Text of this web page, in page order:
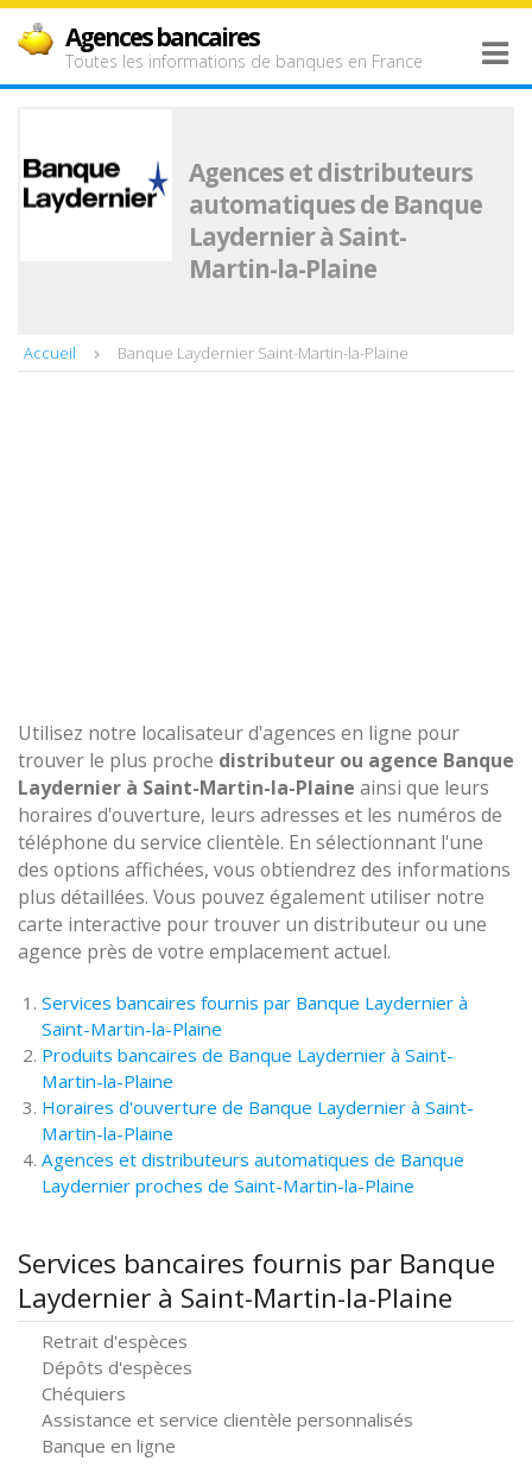
Agences bancaires
Toutes les informations de banques en France
Agences et distributeurs
automatiques de Banque
Laydernier à Saint-
Martin-la-Plaine
Accueil Banque Laydernier Saint-Martin-la-Plaine
Utilisez notre localisateur d'agences en ligne pour
trouver le plus proche distributeur ou agence Banque
Laydernier à Saint-Martin-la-Plaine ainsi que leurs
horaires d'ouverture, leurs adresses et les numéros de
téléphone du service clientèle. En sélectionnant l'une
des options affichées, vous obtiendrez des informations
plus détaillées. Vous pouvez également utiliser notre
carte interactive pour trouver un distributeur ou une
agence près de votre emplacement actuel.
Services bancaires fournis par Banque Laydernier à
Saint-Martin-la-Plaine
Produits bancaires de Banque Laydernier à Saint-
Martin-la-Plaine
Horaires d'ouverture de Banque Laydernier à Saint-
Martin-la-Plaine
Agences et distributeurs automatiques de Banque
Laydernier proches de Saint-Martin-la-Plaine
Services bancaires fournis par Banque
Laydernier à Saint-Martin-la-Plaine
Retrait d'espèces
Dépôts d'espèces
Chéquiers
Assistance et service clientèle personnalisés
Banque en ligne